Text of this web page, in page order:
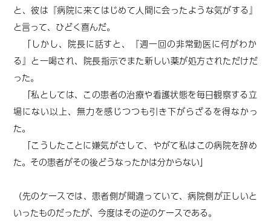
と、彼は『病院に来てはじめて人間に会ったような気がする』
と言って、ひどく喜んだ。
「しかし、院長に話すと、『週一回の非常勤医に何がわか
る』と一喝され、院長指示でまた新しい薬が処方されただけだ
った。
「私としては、この患者の治療や看護状態を毎日観察する立
場にない以上、無力を感じつつも引き下がらざるを得なかっ
た。
「こうしたことに嫌気がさして、やがて私はこの病院を辞め
た。その患者がその後どうなったかは分からない」
（先のケースでは、患者側が間違っていて、病院側が正しいと
いったものだったが、今度はその逆のケースである。